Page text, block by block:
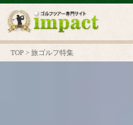
TOP 旅ゴルフ特集